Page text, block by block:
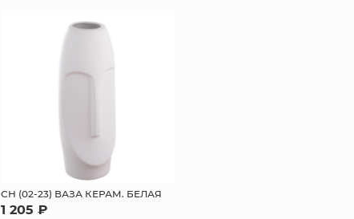
СН (02-23) ВАЗА КЕРАМ. БЕЛАЯ
1 205 ₽